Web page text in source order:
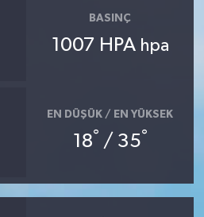
BASINÇ
1007 HPA hpa
EN DÜŞÜK / EN YÜKSEK
18° / 35°